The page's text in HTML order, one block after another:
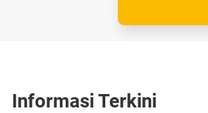
Informasi Terkini